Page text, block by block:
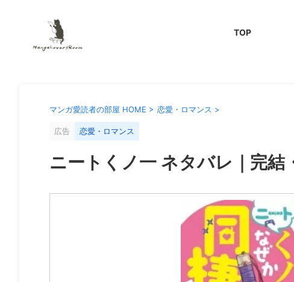
TOP
マンガ愛読者の部屋 HOME > 恋愛・ロマンス >
広告 恋愛・ロマンス
ニートくノ一 ネタバレ｜完